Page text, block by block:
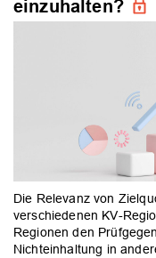
einzuhalten?
Die Relevanz von
verschiedenen KV-
Regionen den
Nichteinhaltung in